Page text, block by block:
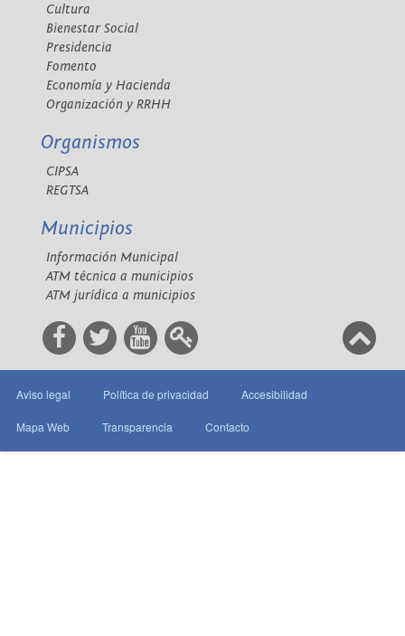
Cultura
Bienestar Social
Presidencia
Fomento
Economía y Hacienda
Organización y RRHH
Organismos
CIPSA
REGTSA
Municipios
Información Municipal
ATM técnica a municipios
ATM jurídica a municipios
Aviso legal Política de privacidad Accesibilidad
Mapa Web Transparencia Contacto